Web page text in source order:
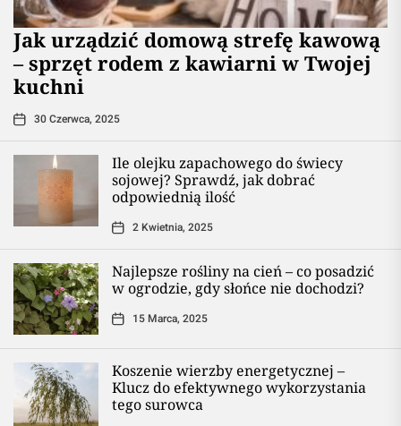
​Jak urządzić domową strefę kawową
– sprzęt rodem z kawiarni w Twojej
kuchni
30 Czerwca, 2025
Ile olejku zapachowego do świecy
sojowej? Sprawdź, jak dobrać
odpowiednią ilość
2 Kwietnia, 2025
Najlepsze rośliny na cień – co posadzić
w ogrodzie, gdy słońce nie dochodzi?
15 Marca, 2025
Koszenie wierzby energetycznej –
Klucz do efektywnego wykorzystania
tego surowca